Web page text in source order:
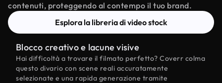
contenuti, proteggendo al contempo il tuo brand.
Esplora la libreria di video stock
Blocco creativo e lacune visive
Hai difficoltà a trovare il filmato perfetto? Coverr colma
questo divario con scene reali accuratamente
selezionate e una rapida generazione tramite